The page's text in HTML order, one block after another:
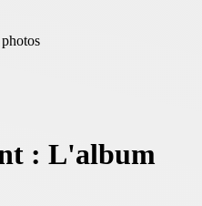
: L'album